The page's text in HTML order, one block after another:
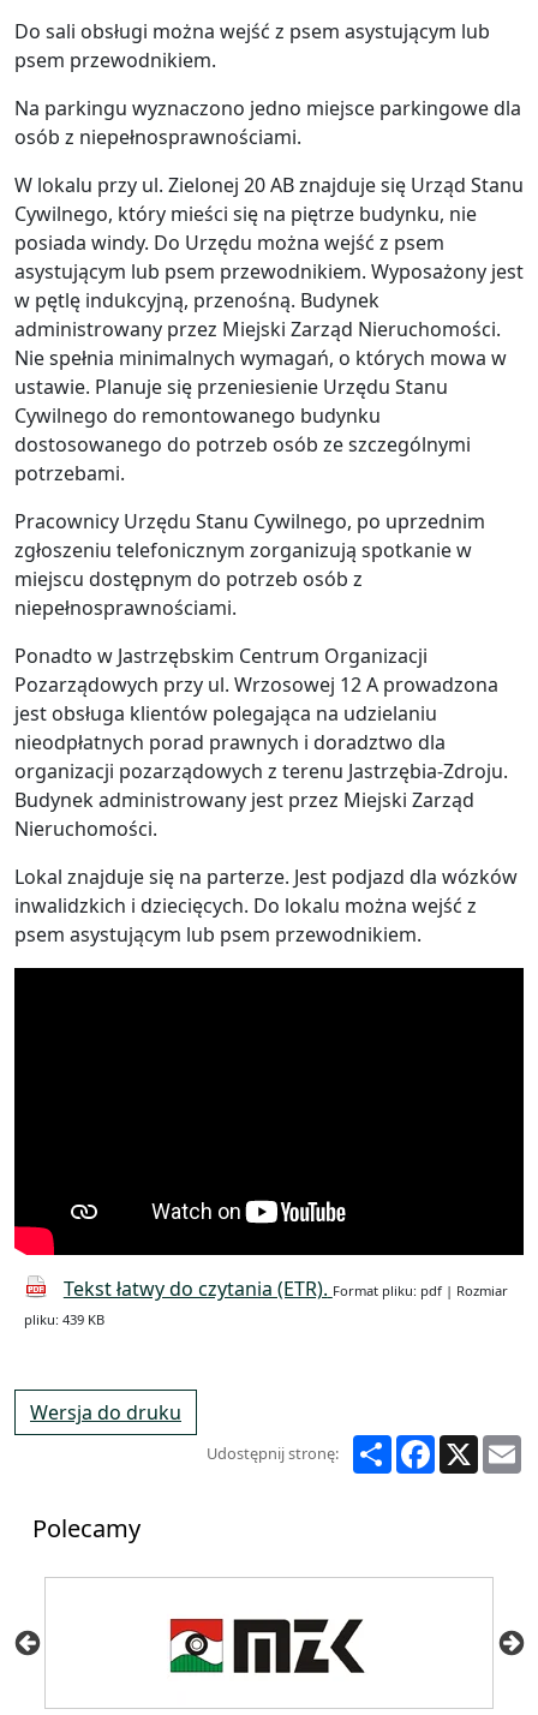
Do sali obsługi można wejść z psem asystującym lub
psem przewodnikiem.
Na parkingu wyznaczono jedno miejsce parkingowe dla
osób z niepełnosprawnościami.
W lokalu przy ul. Zielonej 20 AB znajduje się Urząd Stanu
Cywilnego, który mieści się na piętrze budynku, nie
posiada windy. Do Urzędu można wejść z psem
asystującym lub psem przewodnikiem. Wyposażony jest
w pętlę indukcyjną, przenośną. Budynek
administrowany przez Miejski Zarząd Nieruchomości.
Nie spełnia minimalnych wymagań, o których mowa w
ustawie. Planuje się przeniesienie Urzędu Stanu
Cywilnego do remontowanego budynku
dostosowanego do potrzeb osób ze szczególnymi
potrzebami.
Pracownicy Urzędu Stanu Cywilnego, po uprzednim
zgłoszeniu telefonicznym zorganizują spotkanie w
miejscu dostępnym do potrzeb osób z
niepełnosprawnościami.
Ponadto w Jastrzębskim Centrum Organizacji
Pozarządowych przy ul. Wrzosowej 12 A prowadzona
jest obsługa klientów polegająca na udzielaniu
nieodpłatnych porad prawnych i doradztwo dla
organizacji pozarządowych z terenu Jastrzębia-Zdroju.
Budynek administrowany jest przez Miejski Zarząd
Nieruchomości.
Lokal znajduje się na parterze. Jest podjazd dla wózków
inwalidzkich i dziecięcych. Do lokalu można wejść z
psem asystującym lub psem przewodnikiem.
Tekst łatwy do czytania (ETR). Format pliku: pdf | Rozmiar
pliku: 439 KB
Wersja do druku
Udostępnij stronę: ShareFacebook
X
Polecamy